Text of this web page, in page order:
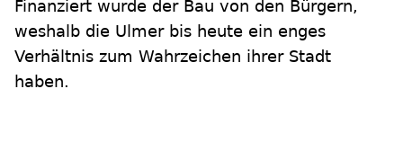
Finanziert wurde der Bau von den Bürgern,
weshalb die Ulmer bis heute ein enges
Verhältnis zum Wahrzeichen ihrer Stadt
haben.